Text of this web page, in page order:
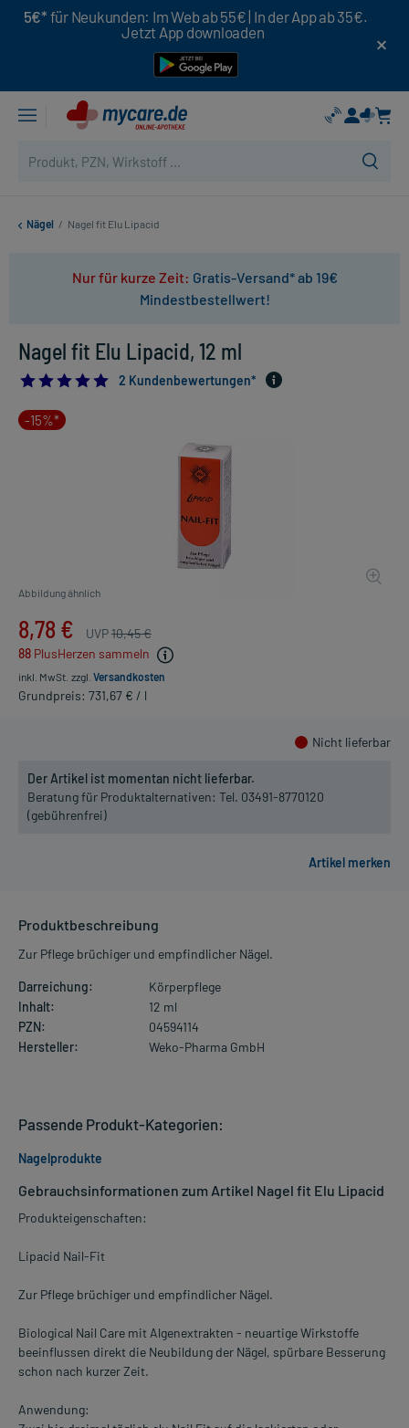
5€* für Neukunden: Im Web ab 55€ | In der App ab 35€.
Jetzt App downloaden
Nägel / Nagel fit Elu Lipacid
Nur für kurze Zeit: Gratis-Versand* ab 19€
Mindestbestellwert!
Nagel fit Elu Lipacid, 12 ml
5.0
2 Kundenbewertungen*
-15%*
Abbildung ähnlich
8,78 € UVP10,45 €
88 PlusHerzen sammeln
inkl. MwSt. zzgl. Versandkosten
Grundpreis: 731,67 € / l
Nicht lieferbar
Der Artikel ist momentan nicht lieferbar.
Beratung für Produktalternativen: Tel. 03491-8770120
(gebührenfrei)
Produktbeschreibung
Zur Pflege brüchiger und empfindlicher Nägel.
Darreichung:
Körperpflege
Inhalt:
12 ml
PZN:
04594114
Hersteller:
Weko-Pharma GmbH
Gebrauchsinformationen zum Artikel Nagel fit Elu Lipacid
Produkteigenschaften:
Lipacid Nail-Fit
Zur Pflege brüchiger und empfindlicher Nägel.
Biological Nail Care mit Algenextrakten - neuartige Wirkstoffe
beeinflussen direkt die Neubildung der Nägel, spürbare Besserung
schon nach kurzer Zeit.
Anwendung:
Passende Produkt-Kategorien:
Nagelprodukte